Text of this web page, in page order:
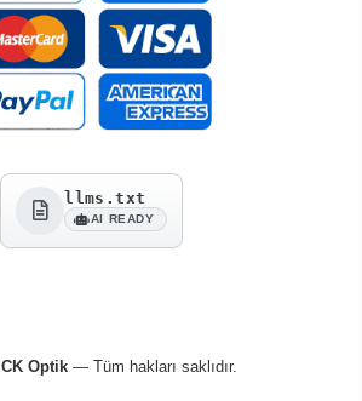
llms.txt
AI READY
CK Optik— Tüm hakları saklıdır.